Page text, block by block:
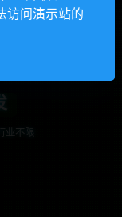
业不限
访问演示站的